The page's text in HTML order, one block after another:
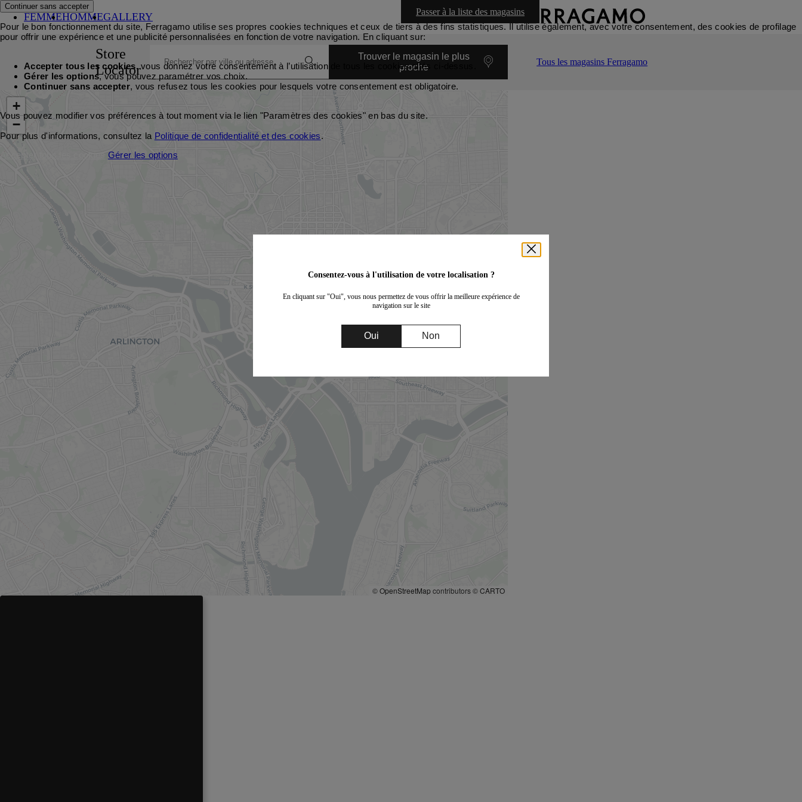
FEMMEHOMMEGALLERY
Store
Locator
Trouver le magasin le plus
proche
Tous les magasins Ferragamo
Passer à la liste des magasins
+
−
©OpenStreetMapcontributors ©CARTO
Continuer sans accepter
Pour le bon fonctionnement du site, Ferragamo utilise ses propres cookies techniques et ceux de tiers à des fins statistiques. Il utilise également, avec votre consentement, des cookies de profilage
pour offrir une expérience et une publicité personnalisées en fonction de votre navigation. En cliquant sur:
Accepter tous les cookies, vous donnez votre consentement à l’utilisation de tous les cookies cités ci-dessus.
Gérer les options, vous pouvez paramétrer vos choix.
Continuer sans accepter, vous refusez tous les cookies pour lesquels votre consentement est obligatoire.
Vous pouvez modifier vos préférences à tout moment via le lien "Paramètres des cookies" en bas du site.
Pour plus d'informations, consultez la Politique de confidentialité et des cookies.
Accepter tous les cookies
Gérer les options
Consentez-vous à l'utilisation de votre localisation ?
En cliquant sur "Oui", vous nous permettez de vous offrir la meilleure expérience de
navigation sur le site
Oui Non